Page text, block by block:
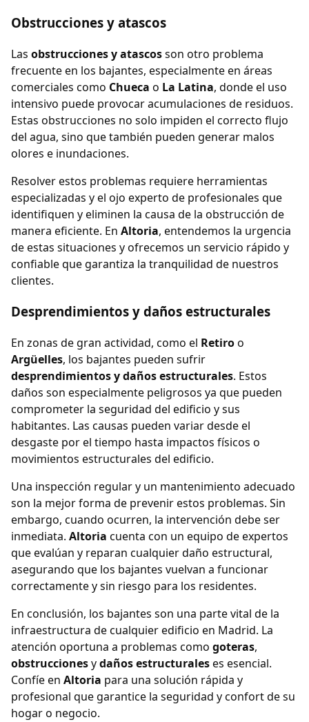
Obstrucciones y atascos
Las obstrucciones y atascosson otro problema
frecuente en los bajantes, especialmente en áreas
comerciales como Chueca o La Latina, donde el uso
intensivo puede provocar acumulaciones de residuos.
Estas obstrucciones no solo impiden el correcto flujo
del agua, sino que también pueden generar malos
olores e inundaciones.
Resolver estos problemas requiere herramientas
especializadas y el ojo experto de profesionales que
identifiquen y eliminen la causa de la obstrucción de
manera eficiente. En Altoria, entendemos la urgencia
de estas situaciones y ofrecemos un servicio rápido y
confiable que garantiza la tranquilidad de nuestros
clientes.
Desprendimientos y daños estructurales
En zonas de gran actividad, como el Retiroo
Argüelles, los bajantes pueden sufrir
desprendimientos y daños estructurales. Estos
daños son especialmente peligrosos ya que pueden
comprometer la seguridad del edificio y sus
habitantes. Las causas pueden variar desde el
desgaste por el tiempo hasta impactos físicos o
movimientos estructurales del edificio.
Una inspección regular y un mantenimiento adecuado
son la mejor forma de prevenir estos problemas. Sin
embargo, cuando ocurren, la intervención debe ser
inmediata. Altoria cuenta con un equipo de expertos
que evalúan y reparan cualquier daño estructural,
asegurando que los bajantes vuelvan a funcionar
correctamente y sin riesgo para los residentes.
En conclusión, los bajantes son una parte vital de la
infraestructura de cualquier edificio en Madrid. La
atención oportuna a problemas como goteras,
obstruccionesydaños estructuraleses esencial.
Confíe en Altoria para una solución rápida y
profesional que garantice la seguridad y confort de su
hogar o negocio.